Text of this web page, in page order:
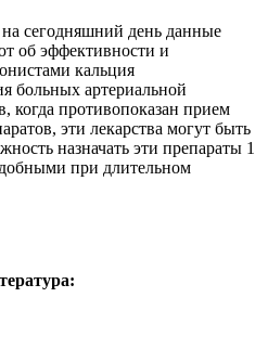
сегодняшний день данные
об эффективности и
кальция
больных артериальной
когда противопоказан прием
эти лекарства могут быть
назначать эти препараты 1
при длительном